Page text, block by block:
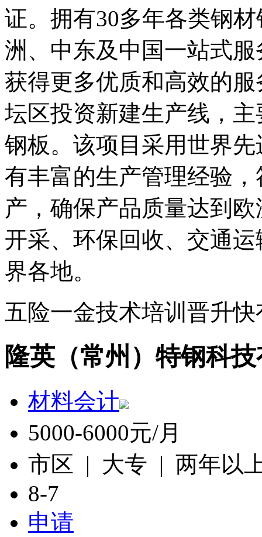
证。拥有30多年各类钢
洲、中东及中国一站式
获得更多优质和高效的
坛区投资新建生产线，
钢板。该项目采用世界
有丰富的生产管理经验
产，确保产品质量达到
开采、环保回收、交通
界各地。
五险一金技术培训 晋升快
隆英（常州）特钢科
材料会计
5000-6000元/月
市区 | 大专 | 两年以
8-7
申请